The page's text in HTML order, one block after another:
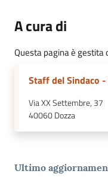
A cura di
Questa pagina è gestita
Staff del Sindaco
Via XX Settembre, 37
40060Dozza
Ultimo